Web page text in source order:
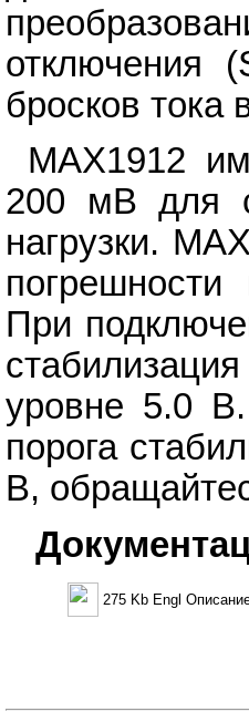
отключения
бросков тока
MAX1912
200 мВ для
нагрузки.
При
уровне 5.0
порога
В,
275 Kb Engl